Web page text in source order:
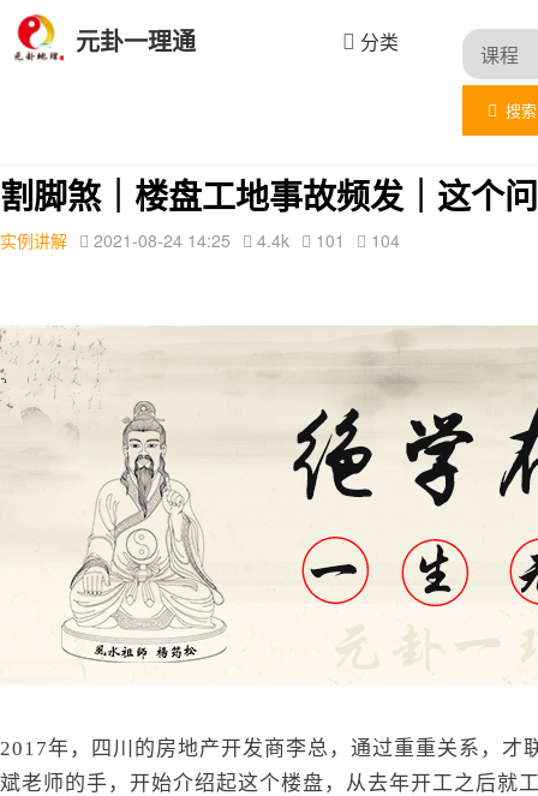
元卦一理通 分类
搜索
割脚煞｜楼盘工地事故频发｜这个
实例讲解 2021-08-24 14:25 4.4k 101 104
2017年，四川的房地产开发商李总，通过重重关系，
斌老师的手，开始介绍起这个楼盘，从去年开工之后就